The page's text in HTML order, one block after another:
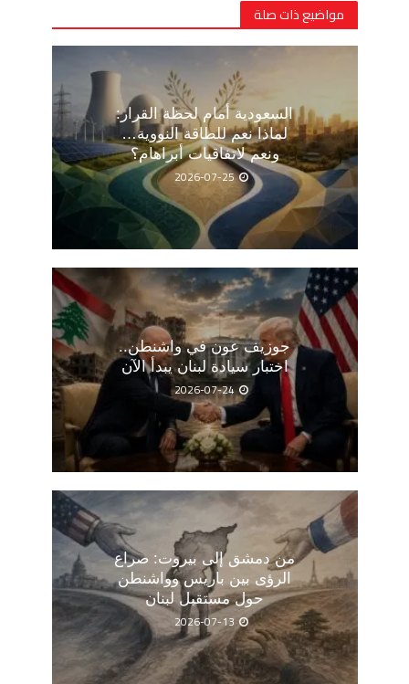
مواضيع ذات صلة
السعودية أمام لحظة القرار:
لماذا نعم للطاقة النووية…
ونعم لاتفاقيات أبراهام؟
2026-07-25
جوزيف عون في واشنطن..
اختبار سيادة لبنان يبدأ الآن
2026-07-24
من دمشق إلى بيروت: صراع
الرؤى بين باريس وواشنطن
حول مستقبل لبنان
2026-07-13